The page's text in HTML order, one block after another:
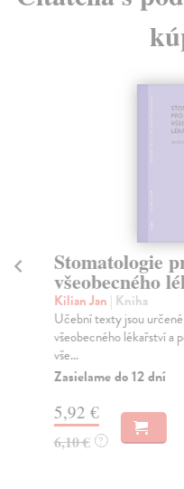
Stomatologie
všeobecného
Kilian Jan | Kniha
Učební texty jsou
všeobecného lékařství a
vše...
Zasielame do 12 dní
5,92 €
6,10 € ?